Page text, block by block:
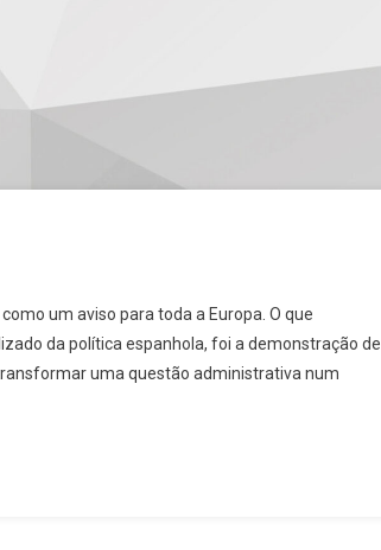
um aviso para toda a Europa. O que
da política espanhola, foi a demonstração de
uma questão administrativa num